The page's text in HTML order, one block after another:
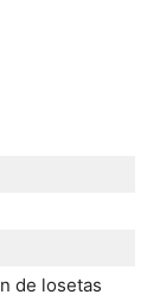
de losetas